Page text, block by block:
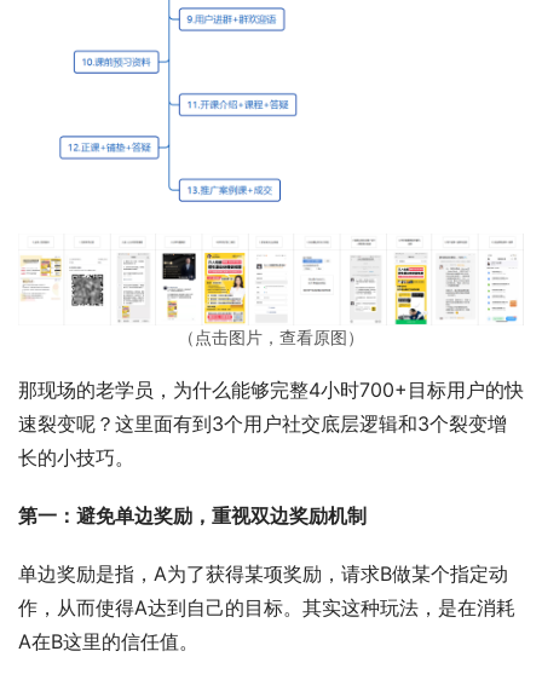
（点击图片，查看原图）
那现场的老学员，为什么能够完整4小时700+目标用户的快
速裂变呢？这里面有到3个用户社交底层逻辑和3个裂变增
长的小技巧。
第一：避免单边奖励，重视双边奖励机制
单边奖励是指，A为了获得某项奖励，请求B做某个指定动
作，从而使得A达到自己的目标。其实这种玩法，是在消耗
A在B这里的信任值。